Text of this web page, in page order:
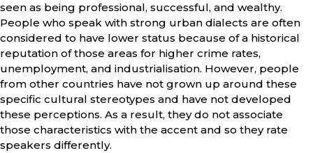
seen as being professional, successful, and wealthy.
People who speak with strong urban dialects are often
considered to have lower status because of a historical
reputation of those areas for higher crime rates,
unemployment, and industrialisation. However, people
from other countries have not grown up around these
specific cultural stereotypes and have not developed
these perceptions. As a result, they do not associate
those characteristics with the accent and so they rate
speakers differently.